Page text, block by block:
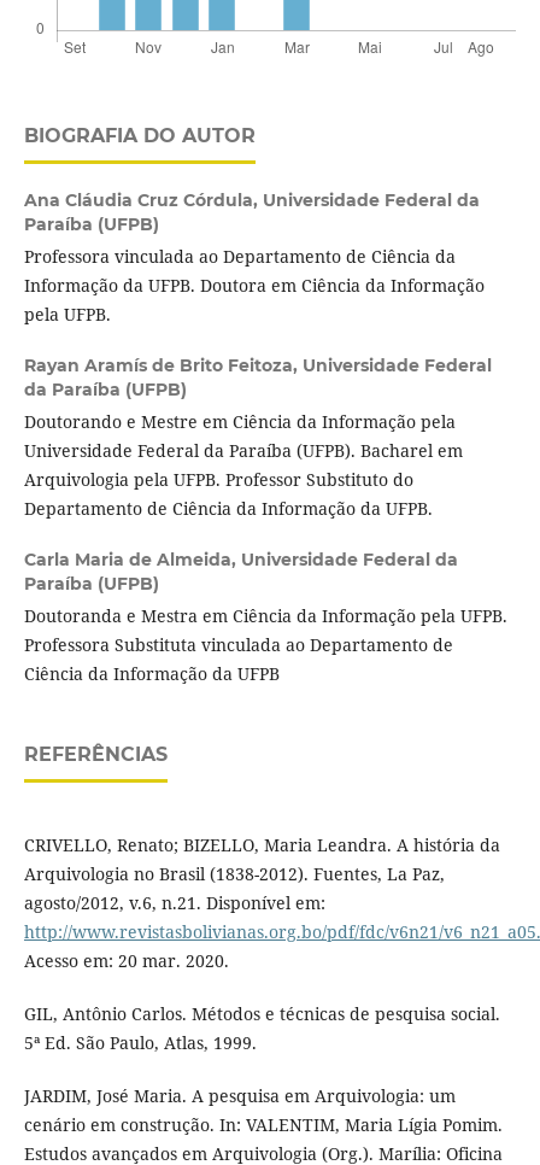
BIOGRAFIA DO AUTOR
Ana Cláudia Cruz Córdula, Universidade Federal da
Paraíba (UFPB)
Professora vinculada ao Departamento de Ciência da
Informação da UFPB. Doutora em Ciência da Informação
pela UFPB.
Rayan Aramís de Brito Feitoza, Universidade Federal
da Paraíba (UFPB)
Doutorando e Mestre em Ciência da Informação pela
Universidade Federal da Paraíba (UFPB). Bacharel em
Arquivologia pela UFPB. Professor Substituto do
Departamento de Ciência da Informação da UFPB.
Carla Maria de Almeida, Universidade Federal da
Paraíba (UFPB)
Doutoranda e Mestra em Ciência da Informação pela UFPB.
Professora Substituta vinculada ao Departamento de
Ciência da Informação da UFPB
REFERÊNCIAS
CRIVELLO, Renato; BIZELLO, Maria Leandra. A história da
Arquivologia no Brasil (1838-2012). Fuentes, La Paz,
agosto/2012, v.6, n.21. Disponível em:
http://www.revistasbolivianas.org.bo/pdf/fdc/v6n21/
Acesso em: 20 mar. 2020.
GIL, Antônio Carlos. Métodos e técnicas de pesquisa social.
5ª Ed. São Paulo, Atlas, 1999.
JARDIM, José Maria. A pesquisa em Arquivologia: um
cenário em construção. In: VALENTIM, Maria Lígia Pomim.
Estudos avançados em Arquivologia (Org.). Marília: Oficina